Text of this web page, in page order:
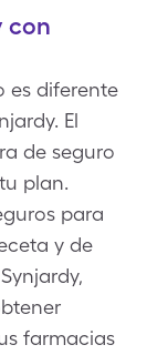
con
es diferente
El
de seguro
plan.
para
y de
farmacias